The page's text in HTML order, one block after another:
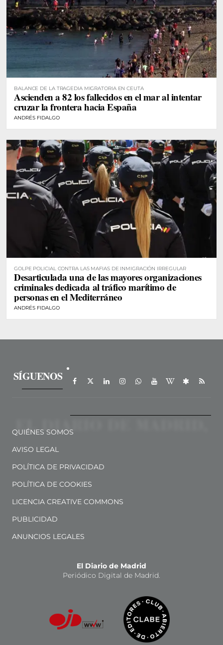
BALANCE DE LA TRAGEDIA MIGRATORIA EN CEUTA
Ascienden a 82 los fallecidos en el mar al intentar
cruzar la frontera hacia España
ANDRÉS FIDALGO
GOLPE POLICIAL CONTRA LAS MAFIAS DE INMIGRACIÓN IRREGULAR
Desarticulada una de las mayores organizaciones
criminales dedicada al tráfico marítimo de
personas en el Mediterráneo
ANDRÉS FIDALGO
SÍGUENOS
QUIÉNES SOMOS
AVISO LEGAL
POLÍTICA DE PRIVACIDAD
POLÍTICA DE COOKIES
LICENCIA CREATIVE COMMONS
PUBLICIDAD
ANUNCIOS LEGALES
El Diario de Madrid
Periódico Digital de Madrid.